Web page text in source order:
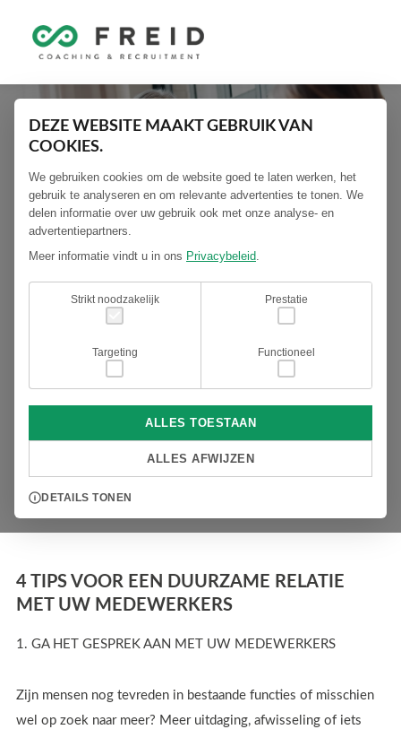
4 TIPS VOOR EEN DUURZAME RELATIE
MET UW MEDEWERKERS
Kies voor maatwerkoplossingen en ga voor één-op-één-
4 TIPS VOOR EEN DUURZAME RELATIE
MET UW MEDEWERKERS
1. GA HET GESPREK AAN MET UW MEDEWERKERS
Zijn mensen nog tevreden in bestaande functies of misschien
wel op zoek naar meer? Meer uitdaging, afwisseling of iets
DEZE WEBSITE MAAKT GEBRUIK VAN
COOKIES.
We gebruiken cookies om de website goed te laten werken, het
gebruik te analyseren en om relevante advertenties te tonen. We
delen informatie over uw gebruik ook met onze analyse- en
advertentiepartners.
Meer informatie vindt u in ons Privacybeleid.
Strikt noodzakelijk Prestatie
Targeting Functioneel
ALLES TOESTAAN
ALLES AFWIJZEN
DETAILS TONEN